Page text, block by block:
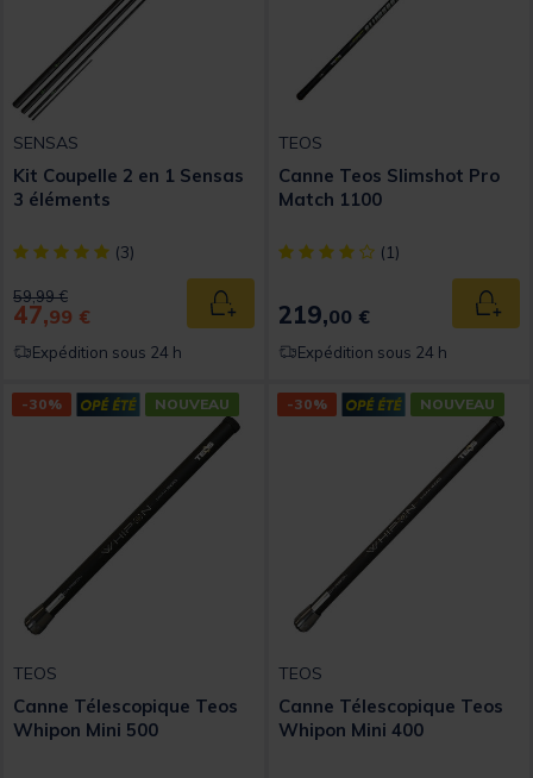
SENSAS
Kit Coupelle 2 en 1 Sensas
3 éléments
[object Object] out of 5 Customer Rating
(3)
Price reduced from
59,99 €to
47,99 € Ajouter au panier
Expédition sous 24 h
TEOS
Canne Teos Slimshot Pro
Match 1100
[object Object] out of 5
(1)
219,00 €
Expédition sous 24 h
-30% NOUVEAU
TEOS
Canne Télescopique Teos
Whipon Mini 500
-30% NOUVEAU
TEOS
Canne Télescopique Teos
Whipon Mini 400